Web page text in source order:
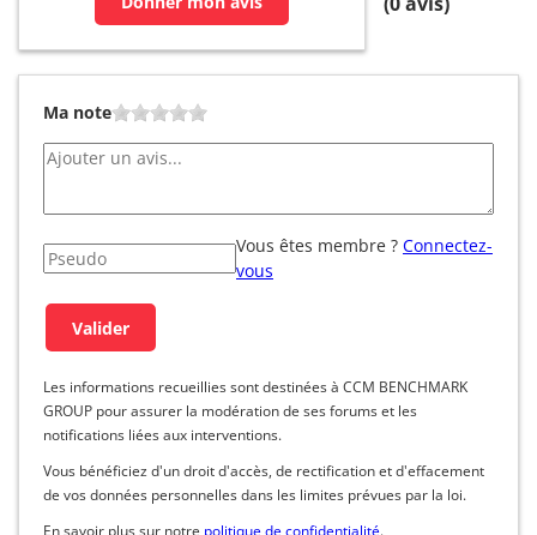
Ma note
Vous êtes membre ? Connectez-
vous
Les informations recueillies sont destinées à CCM BENCHMARK
GROUP pour assurer la modération de ses forums et les
notifications liées aux interventions.
Vous bénéficiez d'un droit d'accès, de rectification et d'effacement
de vos données personnelles dans les limites prévues par la loi.